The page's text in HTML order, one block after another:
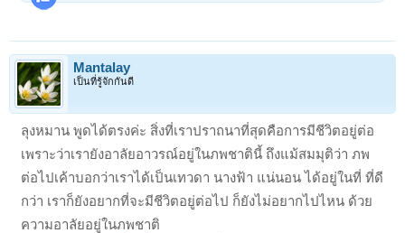
Mantalay
เป็นที่รู้จักกันดี
ลุงหมาน พูดได้ตรงค่ะ สิ่งที่เราปราถนาที่สุดคือการมีชีวิตอยู่ต่อ
เพราะว่าเรายังอาลัยอาวรณ์อยู่ในภพชาตินี้ ถึงแม้สมมุติว่า ภพ
ต่อไปเค้าบอกว่าเราได้เป็นเทวดา นางฟ้า แน่นอน ได้อยู่ในที่ ที่ดี
กว่า เราก็ยังอยากที่จะมีชีวิตอยู่ต่อไป ก็ยังไม่อยากไปไหน ด้วย
ความอาลัยอยู่ในภพชาติ